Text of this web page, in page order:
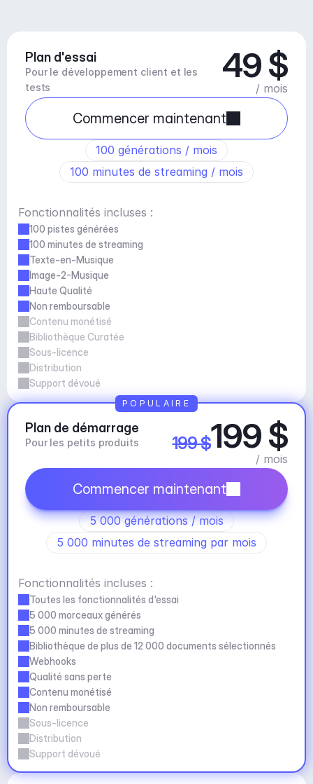
Plan d'essai
Pour le développement client et les
tests
49 $
/ mois
Commencer maintenant
100 générations / mois
100 minutes de streaming / mois
Fonctionnalités incluses :
100 pistes générées
100 minutes de streaming
Texte-en-Musique
Image-2-Musique
Haute Qualité
Non remboursable
Contenu monétisé
Bibliothèque Curatée
Sous-licence
Distribution
Support dévoué
Plan de démarrage
Pour les petits produits 199 $199 $
/ mois
Commencer maintenant
5 000 générations / mois
5 000 minutes de streaming par mois
Fonctionnalités incluses :
Toutes les fonctionnalités d'essai
5 000 morceaux générés
5 000 minutes de streaming
Bibliothèque de plus de 12 000 documents sélectionnés
Webhooks
Qualité sans perte
Contenu monétisé
Non remboursable
Sous-licence
Distribution
Support dévoué
POPULAIRE